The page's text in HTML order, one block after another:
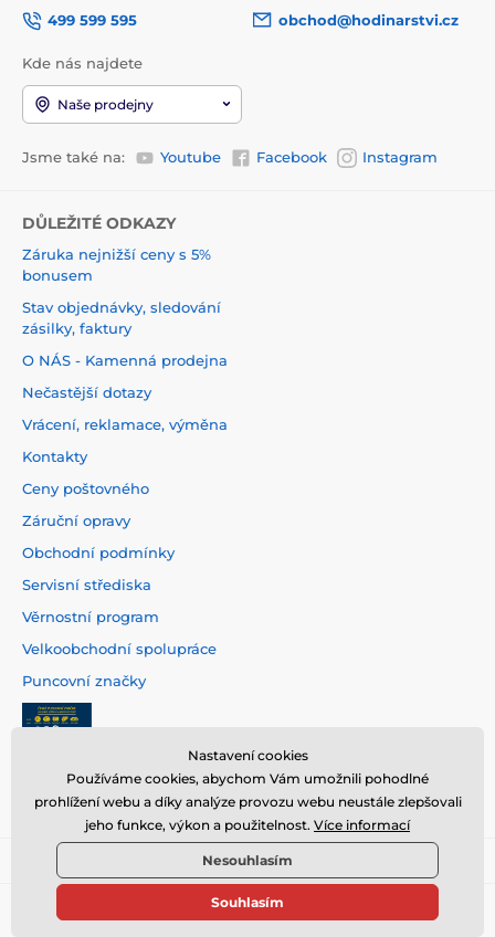
499 599 595
obchod@hodinarstvi.cz
Kde nás najdete
Naše prodejny
Jsme také na: Youtube Facebook Instagram
DŮLEŽITÉ ODKAZY
Záruka nejnižší ceny s 5%
bonusem
Stav objednávky, sledování
zásilky, faktury
O NÁS - Kamenná prodejna
Nečastější dotazy
Vrácení, reklamace, výměna
Kontakty
Ceny poštovného
Záruční opravy
Obchodní podmínky
Servisní střediska
Věrnostní program
Velkoobchodní spolupráce
Puncovní značky
© 2026 www.hodinarstvi.cz ⦁ E-shop vytvořila SIMPLIA.cz
Nastavení cookies
Používáme cookies, abychom Vám umožnili pohodlné
prohlížení webu a díky analýze provozu webu neustále zlepšovali
jeho funkce, výkon a použitelnost. Více informací
Nesouhlasím
Souhlasím